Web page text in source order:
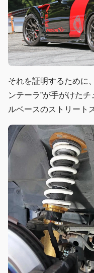
それを証明するために
ンテーラ”が手がけた
ルベースのストリート